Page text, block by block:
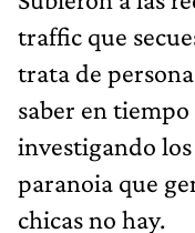
traffic que
trata de
saber en
investigando
paranoia que
chicas no hay.